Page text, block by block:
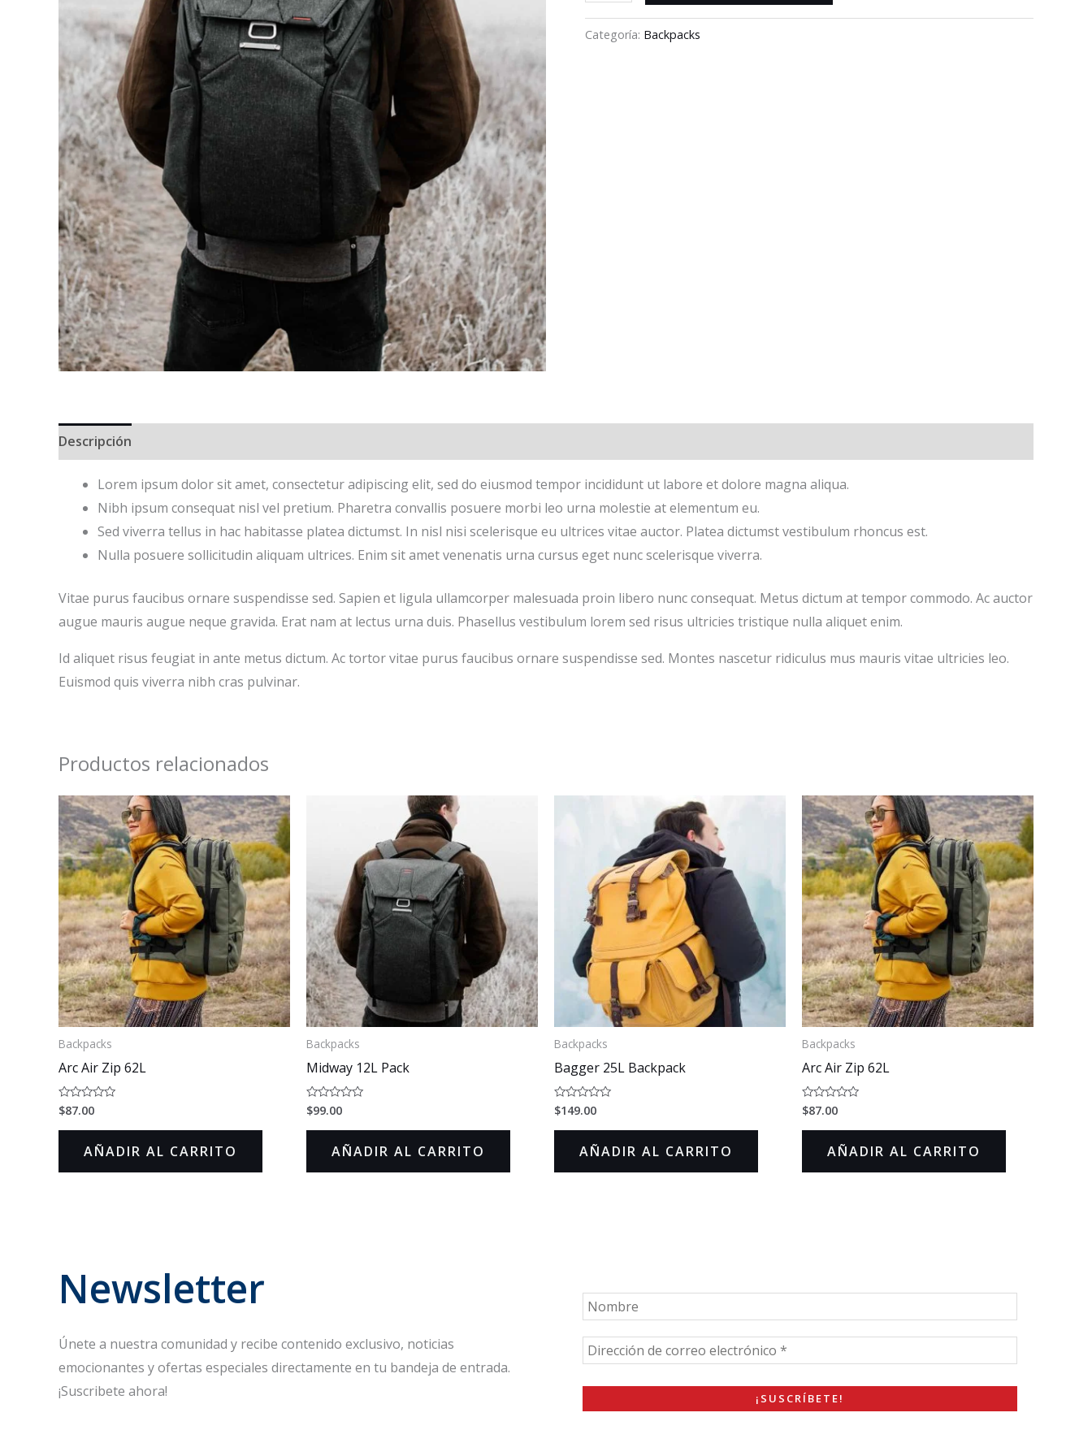
Categoría: Backpacks
Descripción
Lorem ipsum dolor sit amet, consectetur adipiscing elit, sed do eiusmod tempor incididunt ut labore et dolore magna aliqua.
Nibh ipsum consequat nisl vel pretium. Pharetra convallis posuere morbi leo urna molestie at elementum eu.
Sed viverra tellus in hac habitasse platea dictumst. In nisl nisi scelerisque eu ultrices vitae auctor. Platea dictumst vestibulum rhoncus est.
Nulla posuere sollicitudin aliquam ultrices. Enim sit amet venenatis urna cursus eget nunc scelerisque viverra.
Vitae purus faucibus ornare suspendisse sed. Sapien et ligula ullamcorper malesuada proin libero nunc consequat. Metus dictum at tempor commodo. Ac auctor
augue mauris augue neque gravida. Erat nam at lectus urna duis. Phasellus vestibulum lorem sed risus ultricies tristique nulla aliquet enim.
Id aliquet risus feugiat in ante metus dictum. Ac tortor vitae purus faucibus ornare suspendisse sed. Montes nascetur ridiculus mus mauris vitae ultricies leo.
Euismod quis viverra nibh cras pulvinar.
Productos relacionados
Backpacks
Arc Air Zip 62L
Valorado
en
0
$87.00
AÑADIR AL CARRITO
Backpacks
Midway 12L Pack
Valorado
en
0
$99.00
AÑADIR AL CARRITO
Backpacks
Bagger 25L Backpack
Valorado
en
0
$149.00
AÑADIR AL CARRITO
Backpacks
Arc Air Zip 62L
Valorado
en
0
$87.00
AÑADIR AL CARRITO
Newsletter
Únete a nuestra comunidad y recibe contenido exclusivo, noticias
emocionantes y ofertas especiales directamente en tu bandeja de entrada.
¡Suscribete ahora!